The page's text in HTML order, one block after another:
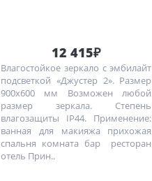
12 415₽
Влагостойкое зеркало с эмбилайт
подсветкой «Джустер 2». Размер
900х600 мм Возможен любой
размер зеркала. Степень
влагозащиты IP44. Применение:
ванная для макияжа прихожая
спальня комната бар ресторан
отель Прин..